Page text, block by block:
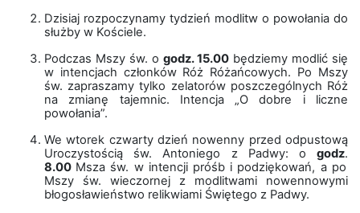
Dzisiaj rozpoczynamy tydzień modlitw o powołania do
służby w Kościele.
Podczas Mszy św. o godz. 15.00 będziemy modlić się
w intencjach członków Róż Różańcowych. Po Mszy
św. zapraszamy tylko zelatorów poszczególnych Róż
na zmianę tajemnic. Intencja „O dobre i liczne
powołania”.
We wtorek czwarty dzień nowenny przed odpustową
Uroczystością św. Antoniego z Padwy: o godz.
8.00 Msza św. w intencji próśb i podziękowań, a po
Mszy św. wieczornej z modlitwami nowennowymi
błogosławieństwo relikwiami Świętego z Padwy.